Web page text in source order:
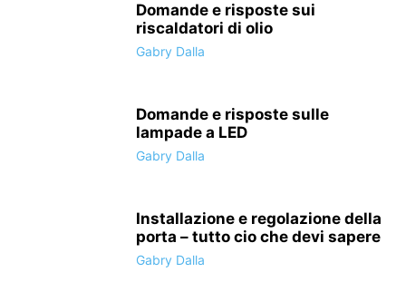
Domande e risposte sui
riscaldatori di olio
Gabry Dalla
Domande e risposte sulle
lampade a LED
Gabry Dalla
Installazione e regolazione della
porta – tutto cio che devi sapere
Gabry Dalla